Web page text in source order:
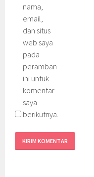
nama,
email,
dan situs
web saya
pada
peramban
ini untuk
komentar
saya
berikutnya.